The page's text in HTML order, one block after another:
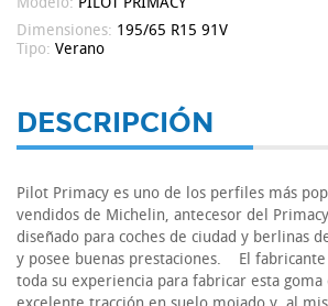
Dimensiones: 195/65 R15 91V
Tipo: Verano
DESCRIPCIÓN
Pilot Primacy es uno de los perfiles más
vendidos de Michelin, antecesor del
diseñado para coches de ciudad y berlinas
y posee buenas prestaciones. El
toda su experiencia para fabricar esta